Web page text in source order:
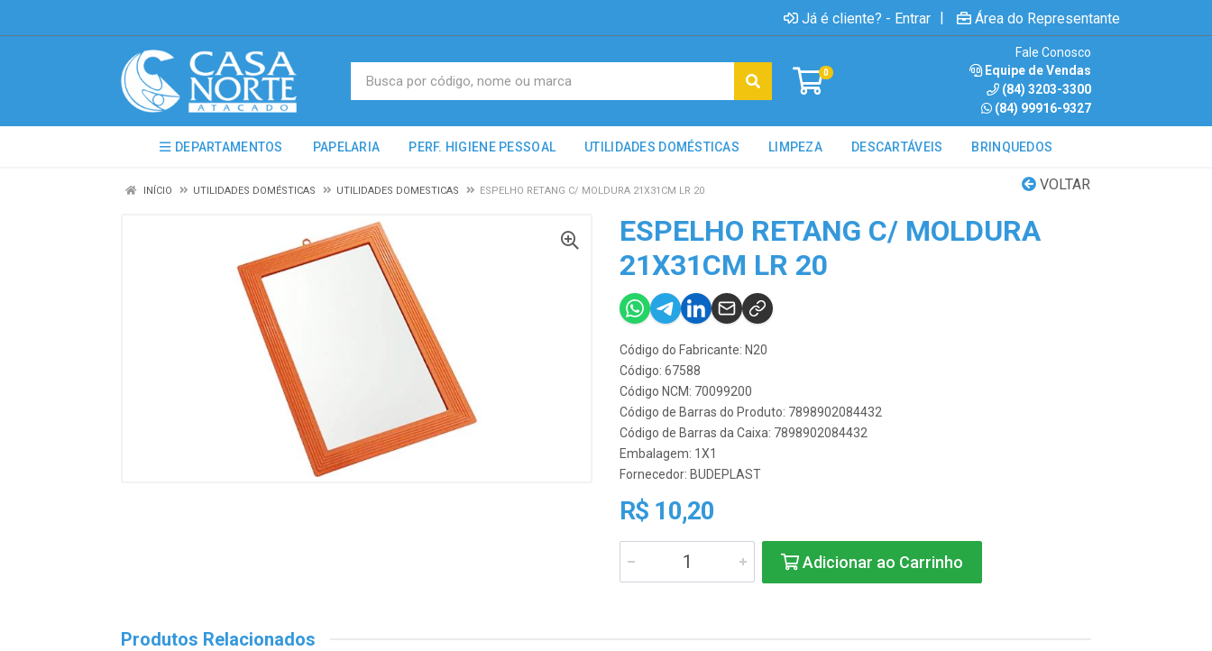
Já é cliente? - Entrar | Área do Representante
0
Fale Conosco
Equipe de Vendas
(84) 3203-3300
(84) 99916-9327
DEPARTAMENTOS PAPELARIA PERF. HIGIENE PESSOAL UTILIDADES DOMÉSTICAS LIMPEZA DESCARTÁVEIS BRINQUEDOS
VOLTAR
INÍCIO UTILIDADES DOMÉSTICAS UTILIDADES DOMESTICAS ESPELHO RETANG C/ MOLDURA 21X31CM LR 20
ESPELHO RETANG C/ MOLDURA
21X31CM LR 20
Código do Fabricante: N20
Código: 67588
Código NCM: 70099200
Código de Barras do Produto: 7898902084432
Código de Barras da Caixa: 7898902084432
Embalagem: 1X1
Fornecedor: BUDEPLAST
R$ 10,20
Adicionar ao Carrinho
Produtos Relacionados